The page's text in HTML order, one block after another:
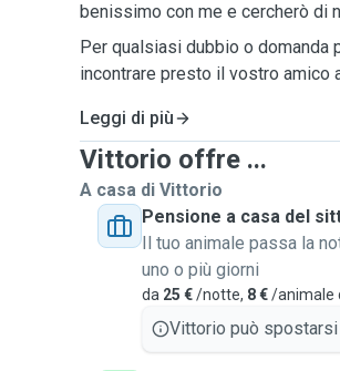
benissimo con me e cercherò di
Per qualsiasi dubbio o domanda
incontrare presto il vostro amico
Leggi di più
Vittorio offre ...
A casa di Vittorio
Pensione a casa del
Il tuo animale passa la
uno o più giorni
da 25 €/notte, 8 €/animale
Vittorio può